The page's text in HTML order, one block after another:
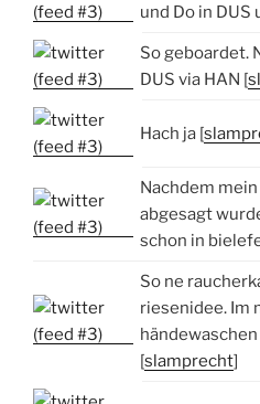
und Do in DUS
So geboardet.
DUS via HAN [
Hach ja [
Nachdem
abgesagt
schon in
So ne
riesenidee. Im
[slamprecht]